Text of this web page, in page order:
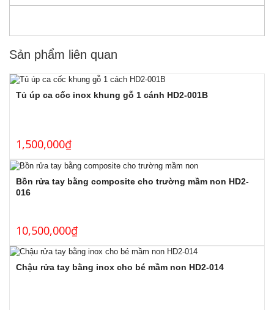
Sản phẩm liên quan
Tủ úp ca cốc inox khung gỗ 1 cánh HD2-001B
1,500,000₫
Bồn rửa tay bằng composite cho trường mầm non HD2-
016
10,500,000₫
Chậu rửa tay bằng inox cho bé mầm non HD2-014